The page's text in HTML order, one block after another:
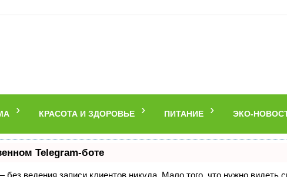
КРАСОТА И ЗДОРОВЬЕ ПИТАНИЕ ЭКО-
Telegram-боте